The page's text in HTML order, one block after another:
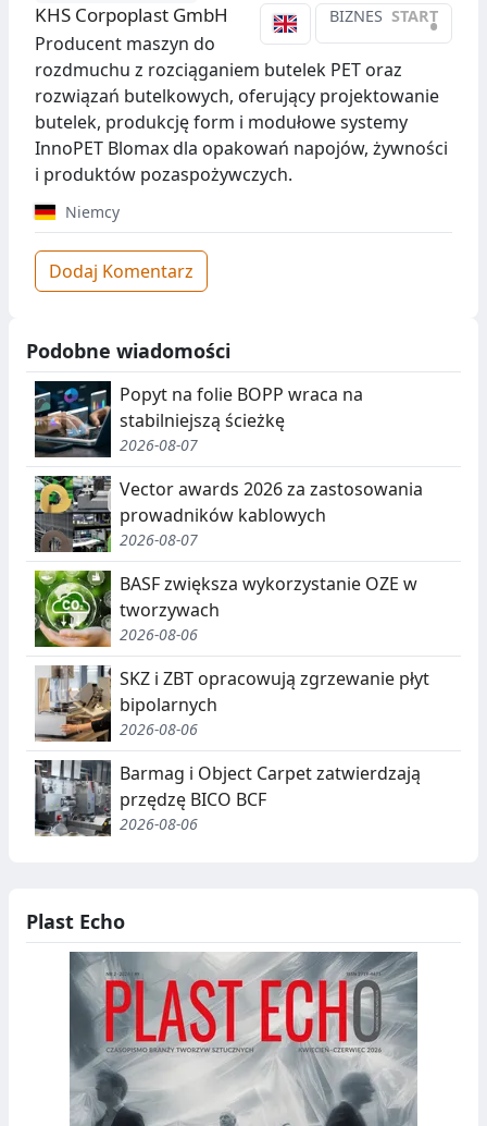
BIZNES START
•
KHS Corpoplast GmbH
Producent maszyn do
rozdmuchu z rozciąganiem butelek PET oraz
rozwiązań butelkowych, oferujący projektowanie
butelek, produkcję form i modułowe systemy
InnoPET Blomax dla opakowań napojów, żywności
i produktów pozaspożywczych.
Niemcy
Dodaj Komentarz
Podobne wiadomości
Popyt na folie BOPP wraca na
stabilniejszą ścieżkę
2026-08-07
Vector awards 2026 za zastosowania
prowadników kablowych
2026-08-07
BASF zwiększa wykorzystanie OZE w
tworzywach
2026-08-06
SKZ i ZBT opracowują zgrzewanie płyt
bipolarnych
2026-08-06
Barmag i Object Carpet zatwierdzają
przędzę BICO BCF
2026-08-06
Plast Echo